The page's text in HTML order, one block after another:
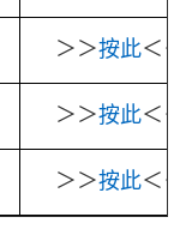
＞＞按此＜＜
＞＞按此＜＜
＞＞按此＜＜